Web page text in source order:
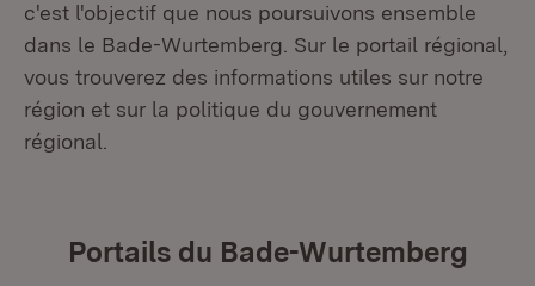
c'est l'objectif que nous poursuivons ensemble
dans le Bade-Wurtemberg. Sur le portail régional,
vous trouverez des informations utiles sur notre
région et sur la politique du gouvernement
régional.
Portails du Bade-Wurtemberg